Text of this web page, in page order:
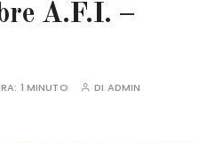
A.F.I. –
1 MINUTO DI ADMIN